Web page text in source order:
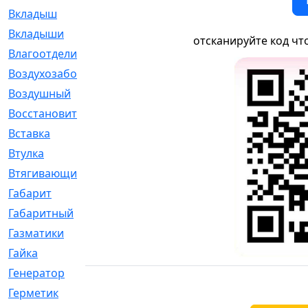
Вкладыш
Вкладыши
Влагоотделитель
Воздухозаборник
Воздушный
Восстановительный
Вставка
Втулка
Втягивающий
Габарит
Габаритный
Газматики
Гайка
Генератор
Герметик
отсканируйте код